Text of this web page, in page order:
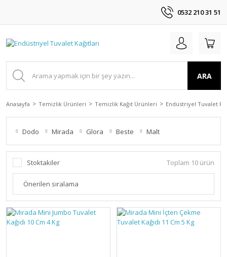
0532 210 31 51
ARA
Anasayfa Temizlik Ürünleri Temizlik Kağıt Ürünleri Endüstriyel Tuvalet
Dodo Mirada Glora Beste Malt
Stoktakiler Toplam 10 ürün